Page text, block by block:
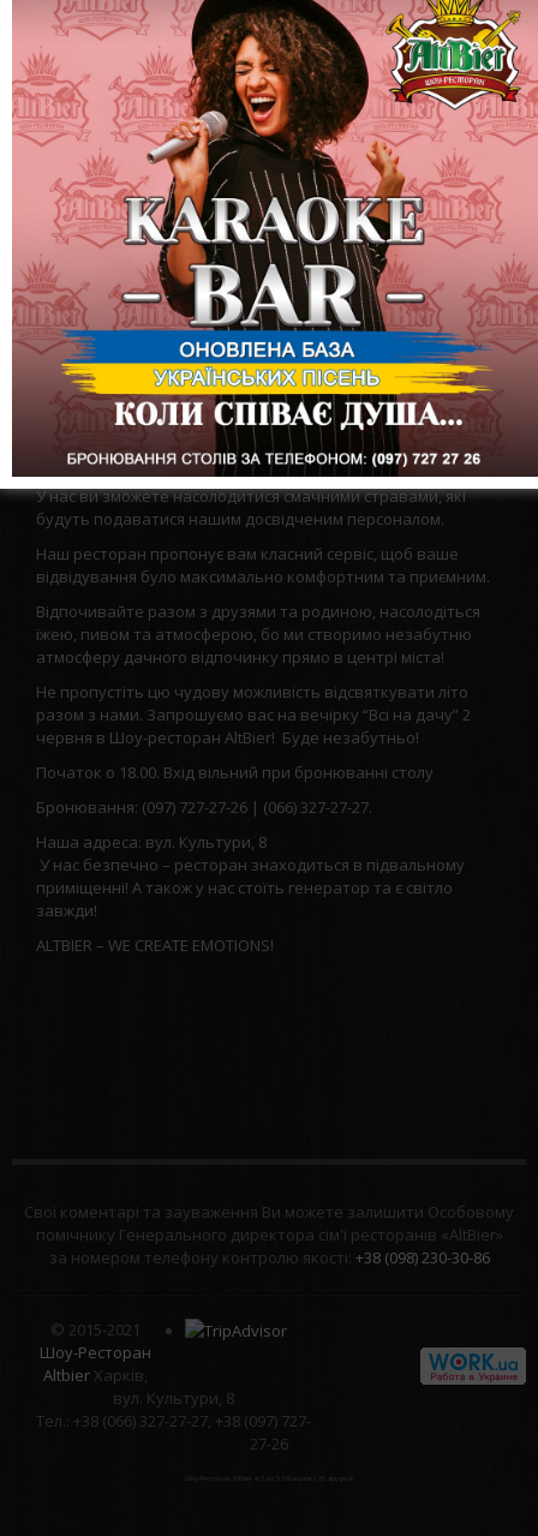
2 червня (п’ятниця) – Вечiрка «ВСI НА ДАЧУ»
Запрошуємо вас на вечірку “Всі на дачу”!Приходьте в Шоу-
ресторан AltBier та насолодіться неперевершеною дачною
атмосферою.
Дачна атмосфера – це особлива атмосфера, яка панує на
дачі. Вона містить спокій, затишок і близькість до природи.
Люди зазвичай вибираються на дачу, щоб насолодитися
природою, позбутися від міської метушні та насолодитися
часом з родиною та друзями. На дачі можна вирощувати
рослини, мати невеликий овочевий садок, проводити
барбекю, грати у різні ігри та просто насолоджуватися
спокоєм і тишею
У нас ви зможете насолодитися смачними стравами, які
будуть подаватися нашим досвідченим персоналом.
Наш ресторан пропонує вам класний сервіс, щоб ваше
відвідування було максимально комфортним та приємним.
Відпочивайте разом з друзями та родиною, насолодіться
їжею, пивом та атмосферою, бо ми створимо незабутню
атмосферу дачного відпочинку прямо в центрі міста!
Не пропустіть цю чудову можливість відсвяткувати літо
разом з нами. Запрошуємо вас на вечірку “Всі на дачу” 2
червня в Шоу-ресторан AltBier! Буде незабутньо!
Початок о 18.00. Вхід вільний при бронюванні столу
Бронювання: (097) 727-27-26 | (066) 327-27-27.
Наша адреса: вул. Культури, 8
У нас безпечно – ресторан знаходиться в підвальному
приміщенні! А також у нас стоїть генератор та є світло
завжди!
ALTBIER – WE CREATE EMOTIONS!
Свої коментарі та зауваження Ви можете залишити Особовому
помічнику Генерального директора сім'ї ресторанів «AltBier»
за номером телефону контролю якості: +38 (098) 230-30-86
© 2015-2021
Шоу-Ресторан
AltbierХарків,
вул. Культури, 8
Тел.: +38 (066) 327-27-27, +38 (097) 727-
27-26
Шоу-Ресторан Altbier 4.3 відгуків.